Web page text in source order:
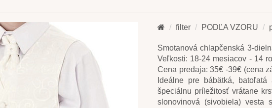
filter PODĽA VZORU
Smotanová chlapčenská 3-
Veľkosti: 18-24 mesiacov - 14
Cena predaja: 35€ -39€ (cena
Ideálne pre bábätká,
špeciálnu príležitosť vrátane
slonovinová (sivobiela) vesta